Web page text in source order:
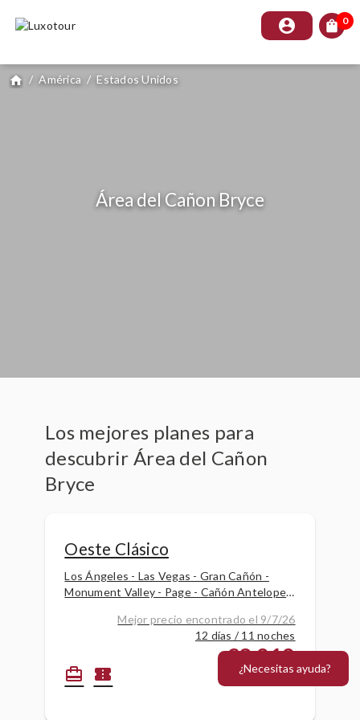
account_circle shopping_bag 0
home / América / Estados Unidos
Área del Cañon Bryce
Los mejores planes para
descubrir Área del Cañon
Bryce
Oeste Clásico
Los Ángeles - Las Vegas - Gran Cañón -
Monument Valley - Page - Cañón Antelope -
Fuego - Las Vegas - Valle
card_travel confirmation_number
Mejor precio encontrado el 9/7/26
12 días / 11 noches
€3,212
por persona
¿Necesitas ayuda?